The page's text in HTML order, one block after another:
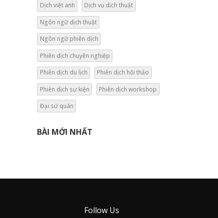
Dịch việt anh Dịch vụ dịch thuật
Ngôn ngữ dịch thuật
Ngôn ngữ phiên dịch
Phiên dịch chuyên nghiệp
Phiên dịch du lịch Phiên dịch hội thảo
Phiên dịch sự kiện Phiên dịch workshop
Đại sứ quán
BÀI MỚI NHẤT
Follow Us